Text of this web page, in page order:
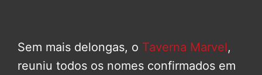
Sem mais delongas, o Taverna Marvel,
reuniu todos os nomes confirmados em